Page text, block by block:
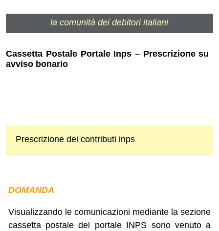
la comunità dei debitori italiani
Cassetta Postale Portale Inps – Prescrizione su
avviso bonario
Prescrizione dei contributi inps
DOMANDA
Visualizzando le comunicazioni mediante la sezione
cassetta postale del portale INPS sono venuto a